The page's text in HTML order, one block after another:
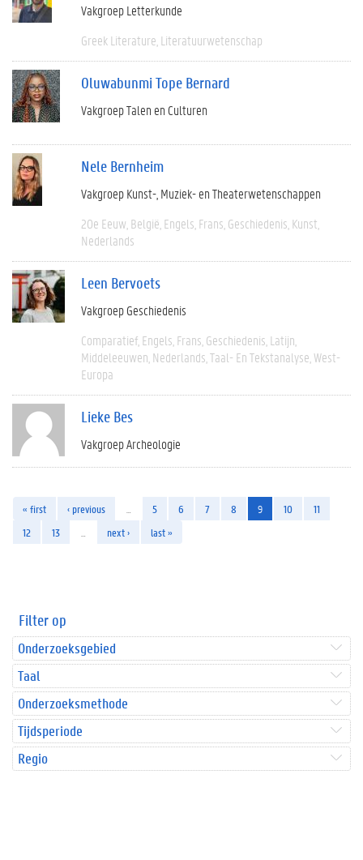
Vakgroep Letterkunde
Greek Literature Literatuurwetenschap
Oluwabunmi Tope Bernard
Vakgroep Talen en Culturen
Nele Bernheim
Vakgroep Kunst-, Muziek- en Theaterwetenschappen
20e Eeuw België Engels Frans Geschiedenis Kunst
Nederlands
Leen Bervoets
Vakgroep Geschiedenis
Comparatief Engels Frans Geschiedenis Latijn
Middeleeuwen Nederlands Taal- En Tekstanalyse West-
Europa
Lieke Bes
Vakgroep Archeologie
« first ‹ previous 5 6 7 8 9 10
11
12
13 next › last »
Filter op
Onderzoeksgebied
Taal
Onderzoeksmethode
Tijdsperiode
Regio